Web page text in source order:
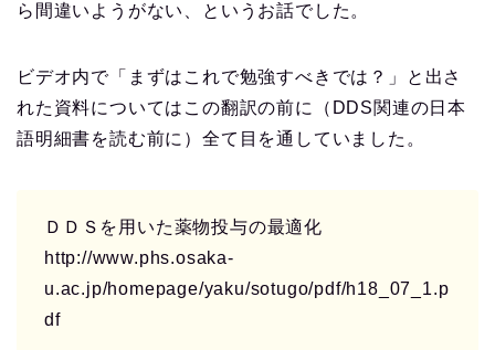
ら間違いようがない、というお話でした。
ビデオ内で「まずはこれで勉強すべきでは？」と出さ
れた資料についてはこの翻訳の前に（DDS関連の日本
語明細書を読む前に）全て目を通していました。
ＤＤＳを用いた薬物投与の最適化
http://www.phs.osaka-
u.ac.jp/homepage/yaku/sotugo/pdf/h18_07_1.p
df